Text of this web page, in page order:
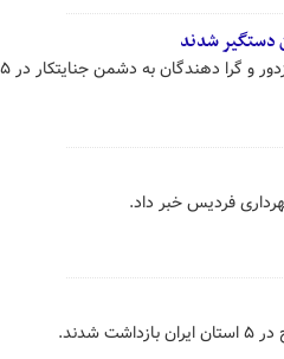
فردیس خبر داد.